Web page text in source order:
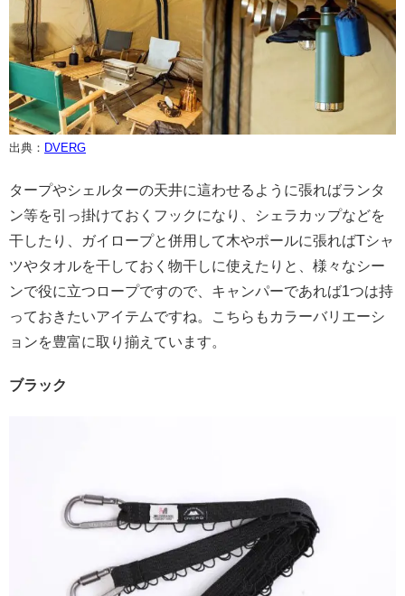
出典： DVERG
タープやシェルターの天井に這わせるように張ればランタ
ン等を引っ掛けておくフックになり、シェラカップなどを
干したり、ガイロープと併用して木やポールに張ればTシャ
ツやタオルを干しておく物干しに使えたりと、様々なシー
ンで役に立つロープですので、キャンパーであれば1つは持
っておきたいアイテムですね。こちらもカラーバリエーシ
ョンを豊富に取り揃えています。
ブラック